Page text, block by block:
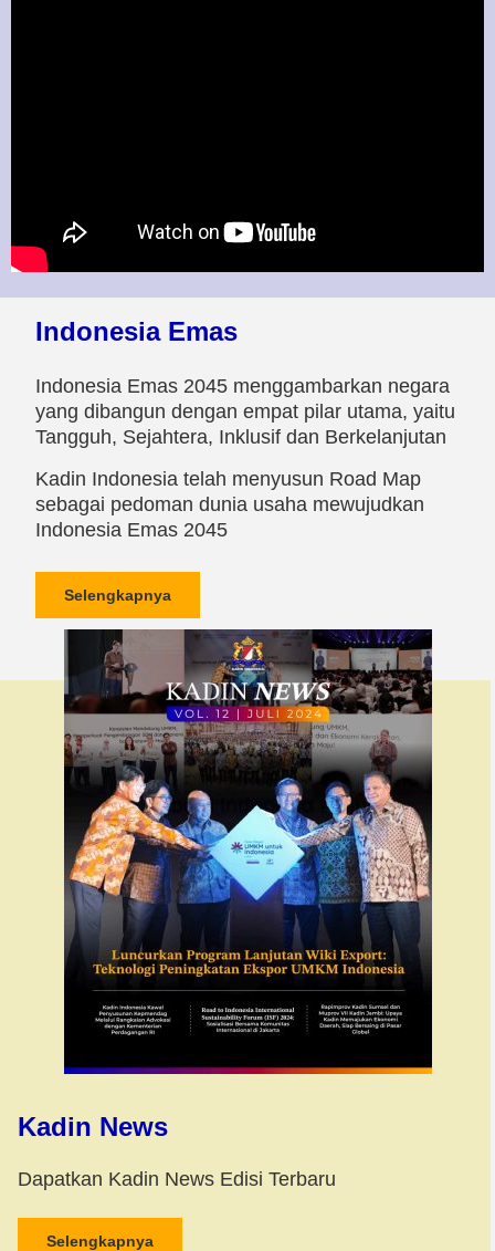
Indonesia Emas
Indonesia Emas 2045 menggambarkan negara
yang dibangun dengan empat pilar utama, yaitu
Tangguh, Sejahtera, Inklusif dan Berkelanjutan
Kadin Indonesia telah menyusun Road Map
sebagai pedoman dunia usaha mewujudkan
Indonesia Emas 2045
Selengkapnya
Kadin News
Dapatkan Kadin News Edisi Terbaru
Selengkapnya